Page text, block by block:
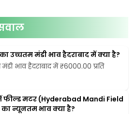
उच्चतम मंडी भाव हैदराबाद में क्या है?
भाव हैदराबाद में ₹6000.00 प्रति
फील्ड मटर (Hyderabad Mandi Field
न्यूनतम भाव क्या है?